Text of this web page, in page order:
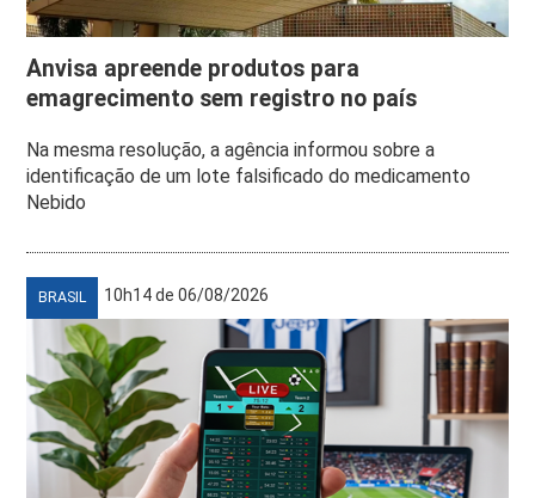
Anvisa apreende produtos para
emagrecimento sem registro no país
Na mesma resolução, a agência informou sobre a
identificação de um lote falsificado do medicamento
Nebido
BRASIL 10h14 de 06/08/2026